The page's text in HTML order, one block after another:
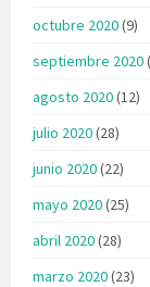
octubre 2020(9)
septiembre 2020
agosto 2020(12)
julio 2020(28)
junio 2020(22)
mayo 2020(25)
abril 2020(28)
marzo 2020(23)